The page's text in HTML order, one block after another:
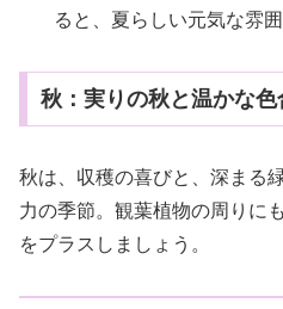
ると、夏らしい元気な雰
秋：実りの秋と温かな
秋は、収穫の喜びと、深まる
力の季節。観葉植物の周りに
をプラスしましょう。